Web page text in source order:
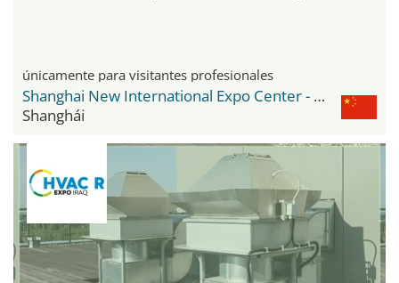
únicamente para visitantes profesionales
Shanghai New International Expo Center - SNIEC
Shanghái